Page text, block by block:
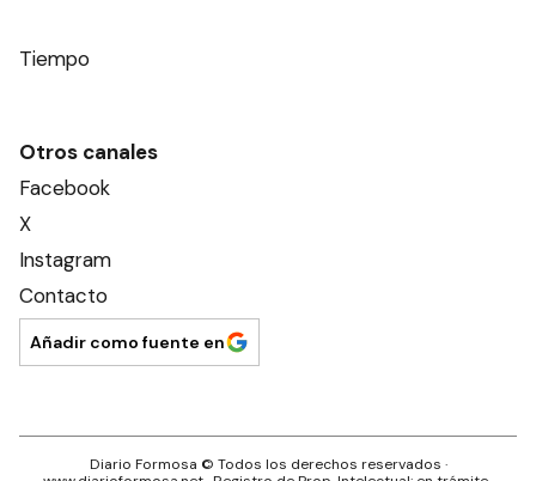
Tiempo
Otros canales
Facebook
X
Instagram
Contacto
Añadir como fuente en
Diario Formosa © Todos los derechos reservados ·